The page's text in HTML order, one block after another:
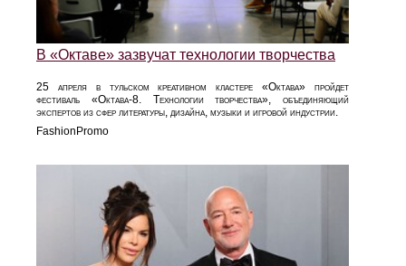
В «Октаве» зазвучат технологии творчества
25 апреля в тульском креативном кластере «Октава» пройдет
фестиваль «Октава-8. Технологии творчества», объединяющий
экспертов из сфер литературы, дизайна, музыки и игровой индустрии.
FashionPromo